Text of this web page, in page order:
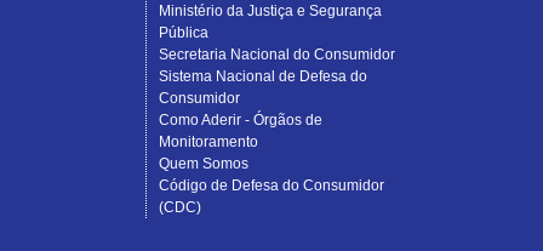
Ministério da Justiça e Segurança
Pública
Secretaria Nacional do Consumidor
Sistema Nacional de Defesa do
Consumidor
Como Aderir - Órgãos de
Monitoramento
Quem Somos
Código de Defesa do Consumidor
(CDC)